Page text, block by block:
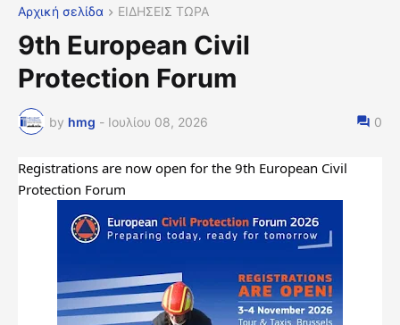
Αρχική σελίδα ΕΙΔΗΣΕΙΣ ΤΩΡΑ
9th European Civil
Protection Forum
by hmg - Ιουλίου 08, 2026 0
Registrations are now open for the 9th European Civil
Protection Forum